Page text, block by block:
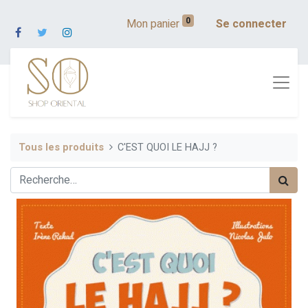
Mon panier 0 Se connecter
Tous les produits C'EST QUOI LE HAJJ ?